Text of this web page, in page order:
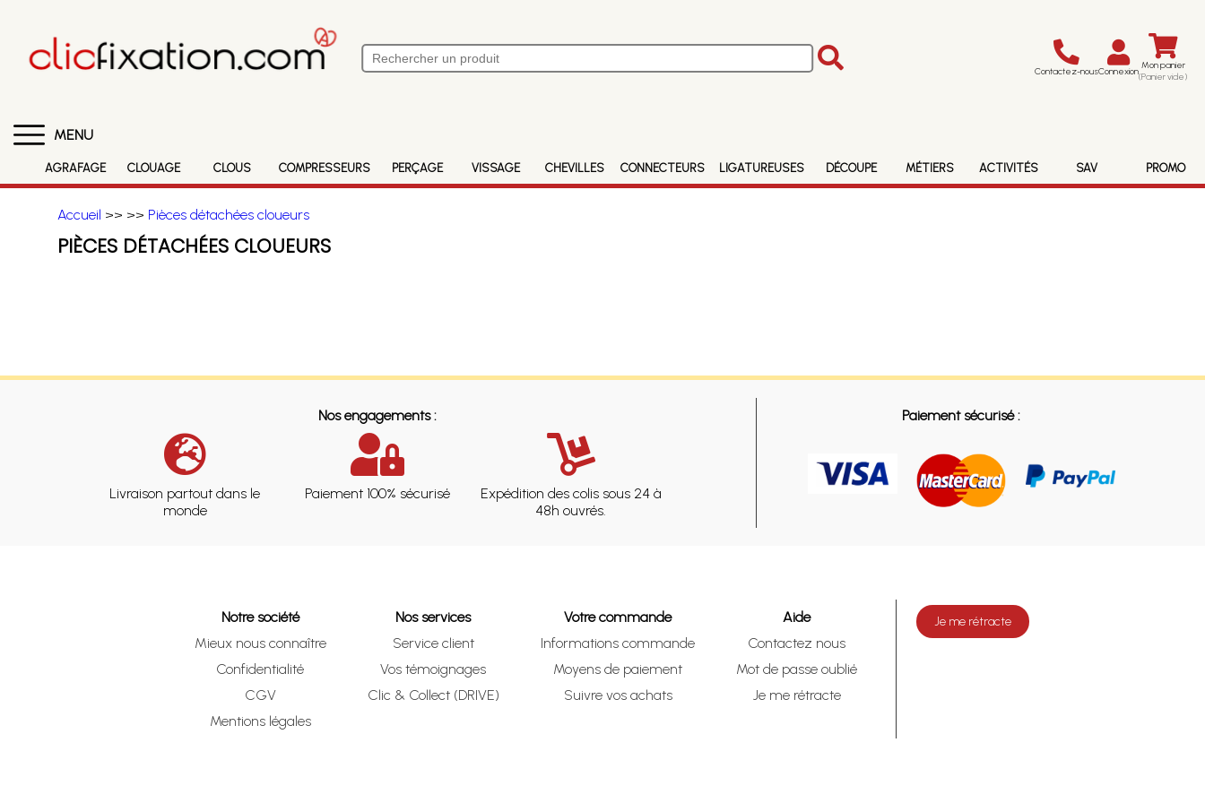
Contactez-nousConnexion Mon panier
(Panier vide)
MENU
AGRAFAGE CLOUAGE CLOUS COMPRESSEURS PERÇAGE VISSAGE CHEVILLES CONNECTEURS LIGATUREUSES DÉCOUPE MÉTIERS ACTIVITÉS SAV PROMO
Accueil >> >> Pièces détachées cloueurs
PIÈCES DÉTACHÉES CLOUEURS
Nos engagements :
Livraison partout dans le
monde
Paiement 100% sécurisé
Expédition des colis sous 24 à
48h ouvrés.
Paiement sécurisé :
Notre société
Mieux nous connaître
Confidentialité
CGV
Mentions légales
Nos services
Service client
Vos témoignages
Clic & Collect (DRIVE)
Votre commande
Informations commande
Moyens de paiement
Suivre vos achats
Aide
Contactez nous
Mot de passe oublié
Je me rétracte
Je me rétracte